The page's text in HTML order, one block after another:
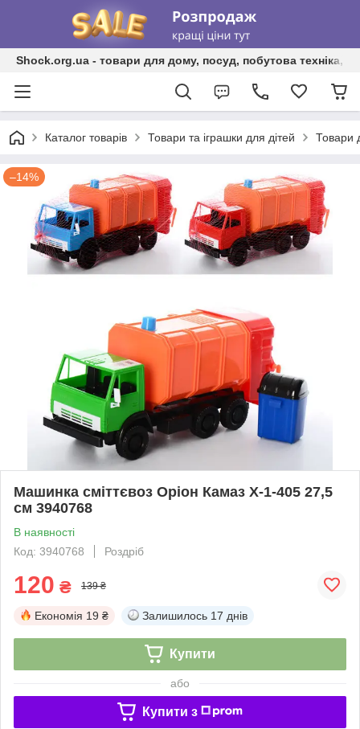
Shock.org.ua - товари для дому, посуд, побутова техніка,
Каталог товарів Товари та іграшки для дітей Товари
–14%
Машинка сміттєвоз Оріон Камаз Х-1-405 27,5
см 3940768
В наявності
Код: 3940768
Роздріб
120 ₴ 139 ₴
Економія 19 ₴ Залишилось 17 днів
Купити
або
Купити з